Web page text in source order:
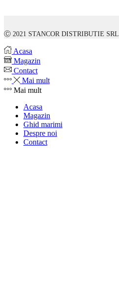
Ⓒ 2021 STANCOR DISTRIBUTIE SRL
Acasa
Magazin
Contact
Mai mult
Mai mult
Acasa
Magazin
Ghid marimi
Despre noi
Contact